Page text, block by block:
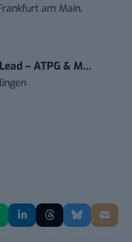
am Main,
– ATPG & M...